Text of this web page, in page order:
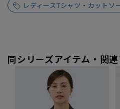
レディースTシャツ・カットソ
同シリーズアイテム・関